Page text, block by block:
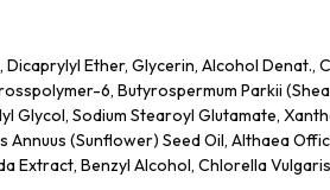
Dicaprylyl Ether, Glycerin, Alcohol Denat.,
6, Butyrospermum Parkii
Glycol, Sodium Stearoyl Glutamate,
Annuus (Sunflower) Seed Oil, Althaea
Extract, Benzyl Alcohol, Chlorella